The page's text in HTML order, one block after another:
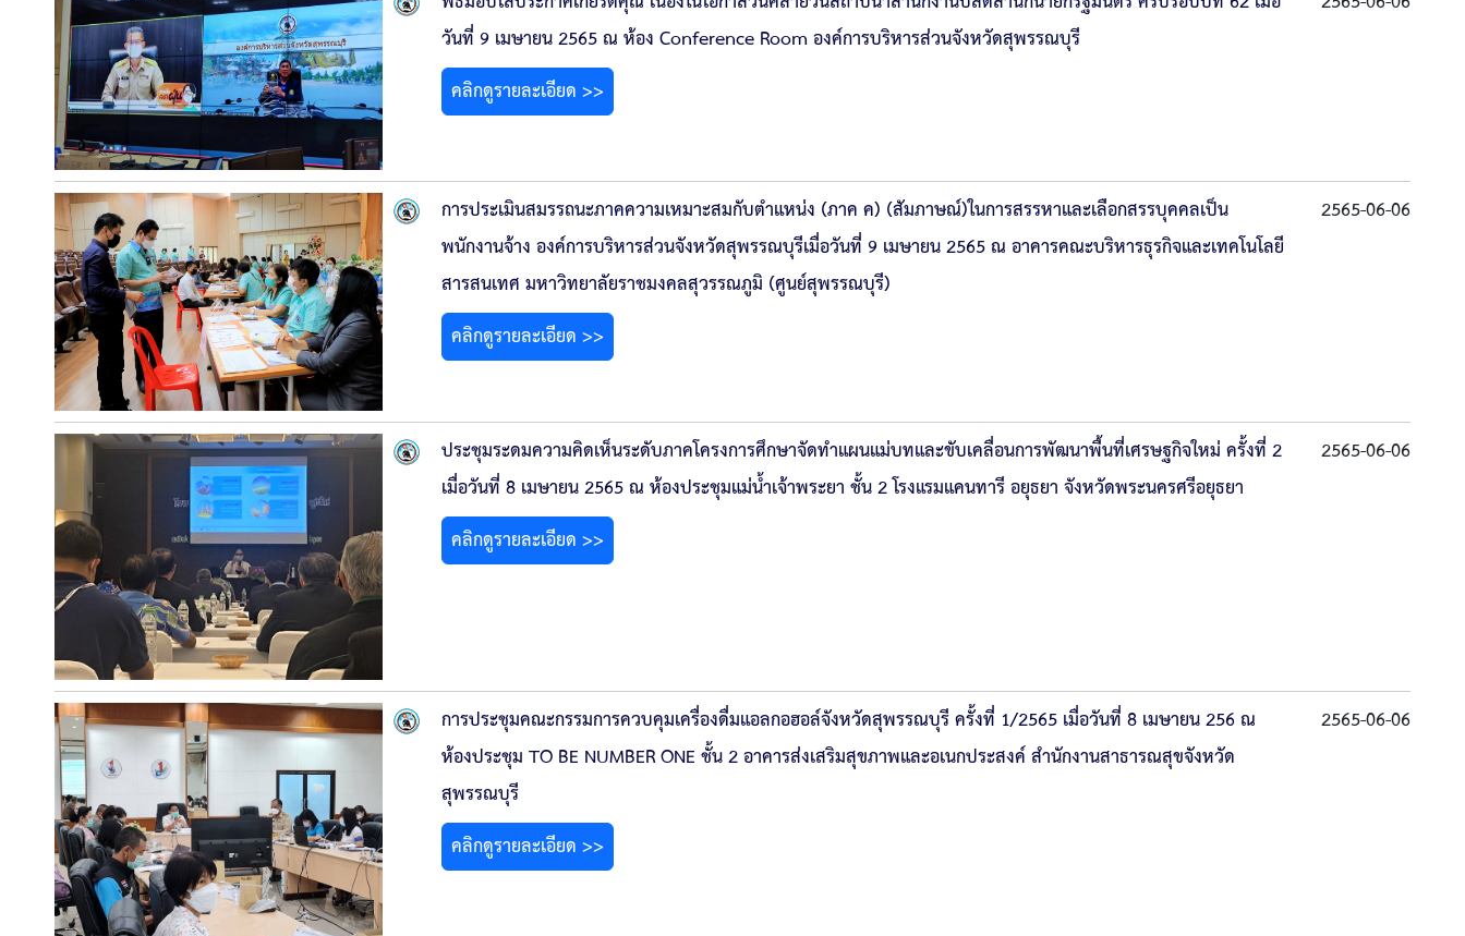
วันที่ 9 เมษายน 2565 ณ ห้อง Conference Room องค์การบริหารส่วนจังหวัดสุพรรณบุรี
คลิกดูรายละเอียด >>
การประเมินสมรรถนะภาคความเหมาะสมกับตำแหน่ง (ภาค ค) (สัมภาษณ์)ในการสรรหาและเลือกสรรบุคคลเป็น
พนักงานจ้าง องค์การบริหารส่วนจังหวัดสุพรรณบุรีเมื่อวันที่ 9 เมษายน 2565 ณ อาคารคณะบริหารธุรกิจและเทคโนโลยี
สารสนเทศ มหาวิทยาลัยราชมงคลสุวรรณภูมิ (ศูนย์สุพรรณบุรี)
คลิกดูรายละเอียด >>
2565-06-06
ประชุมระดมความคิดเห็นระดับภาคโครงการศึกษาจัดทำแผนแม่บทและขับเคลื่อนการพัฒนาพื้นที่เศรษฐกิจใหม่ ครั้งที่ 2
เมื่อวันที่ 8 เมษายน 2565 ณ ห้องประชุมแม่น้ำเจ้าพระยา ชั้น 2 โรงแรมแคนทารี อยุธยา จังหวัดพระนครศรีอยุธยา
คลิกดูรายละเอียด >>
2565-06-06
การประชุมคณะกรรมการควบคุมเครื่องดื่มแอลกอฮอล์จังหวัดสุพรรณบุรี ครั้งที่ 1/2565 เมื่อวันที่ 8 เมษายน 256 ณ
ห้องประชุม TO BE NUMBER ONE ชั้น 2 อาคารส่งเสริมสุขภาพและอเนกประสงค์ สำนักงานสาธารณสุขจังหวัด
สุพรรณบุรี
คลิกดูรายละเอียด >>
2565-06-06